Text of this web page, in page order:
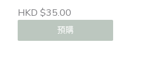
HKD $35.00
預購